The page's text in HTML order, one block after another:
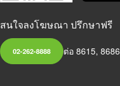
สนใจลงโฆษณา ปรึกษาฟรี
02-262-8888 ต่อ 8615, 8686